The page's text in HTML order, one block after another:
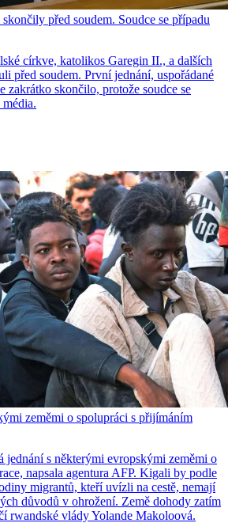
před soudem. Soudce se případu
církve, katolikos Garegin II., a dalších
před soudem. První jednání, uspořádané
zakrátko skončilo, protože soudce se
zeměmi o spolupráci s přijímáním
jednání s některými evropskými zeměmi o
napsala agentura AFP. Kigali by podle
migrantů, kteří uvízli na cestě, nemají
důvodů v ohrožení. Země dohody zatím
rwandské vlády Yolande Makoloová.